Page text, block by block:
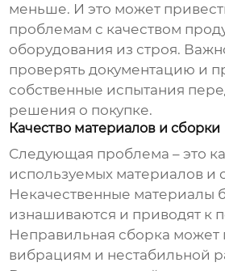
меньше. И это может
проблемам с качеством
оборудования из строя.
проверять документацию и
собственные испытания
решения о покупке.
Качество материалов и сборки
Следующая проблема – это
используемых материалов и
Некачественные материалы
изнашиваются и приводят к
Неправильная сборка может
вибрациям и нестабильной